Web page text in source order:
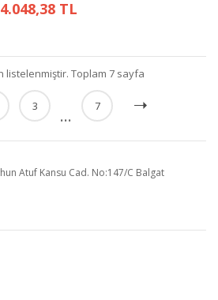
4.048,38 TL
listelenmiştir. Toplam 7 sayfa
3 ... 7
Atuf Kansu Cad. No:147/C Balgat